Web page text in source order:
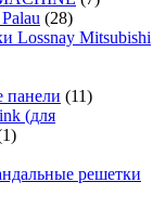
(28)
Lossnay Mitsubishi
панели (11)
(для
решетки